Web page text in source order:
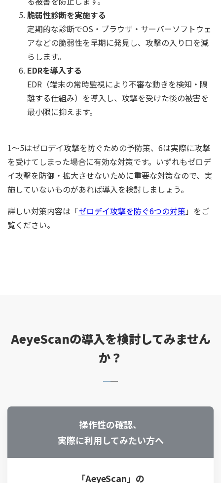
脆弱性診断を実施する
定期的な診断でOS・ブラウザ・サーバーソフトウェ
アなどの脆弱性を早期に発見し、攻撃の入り口を減
らします。
EDRを導入する
EDR（端末の常時監視により不審な動きを検知・隔
離する仕組み）を導入し、攻撃を受けた後の被害を
最小限に抑えます。
1～5はゼロデイ攻撃を防ぐための予防策、6は実際に攻撃
を受けてしまった場合に有効な対策です。いずれもゼロデ
イ攻撃を防御・拡大させないために重要な対策なので、実
施していないものがあれば導入を検討しましょう。
詳しい対策内容は「ゼロデイ攻撃を防ぐ6つの対策 」をご
覧ください。
AeyeScanの導入を検討してみません
か？
操作性の確認、
実際に利用してみたい方へ
「AeyeScan」の